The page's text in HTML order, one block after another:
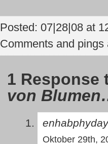
Posted: 07|28|08 at
Comments and
1
von
enhabphyday
Oktober 29th,